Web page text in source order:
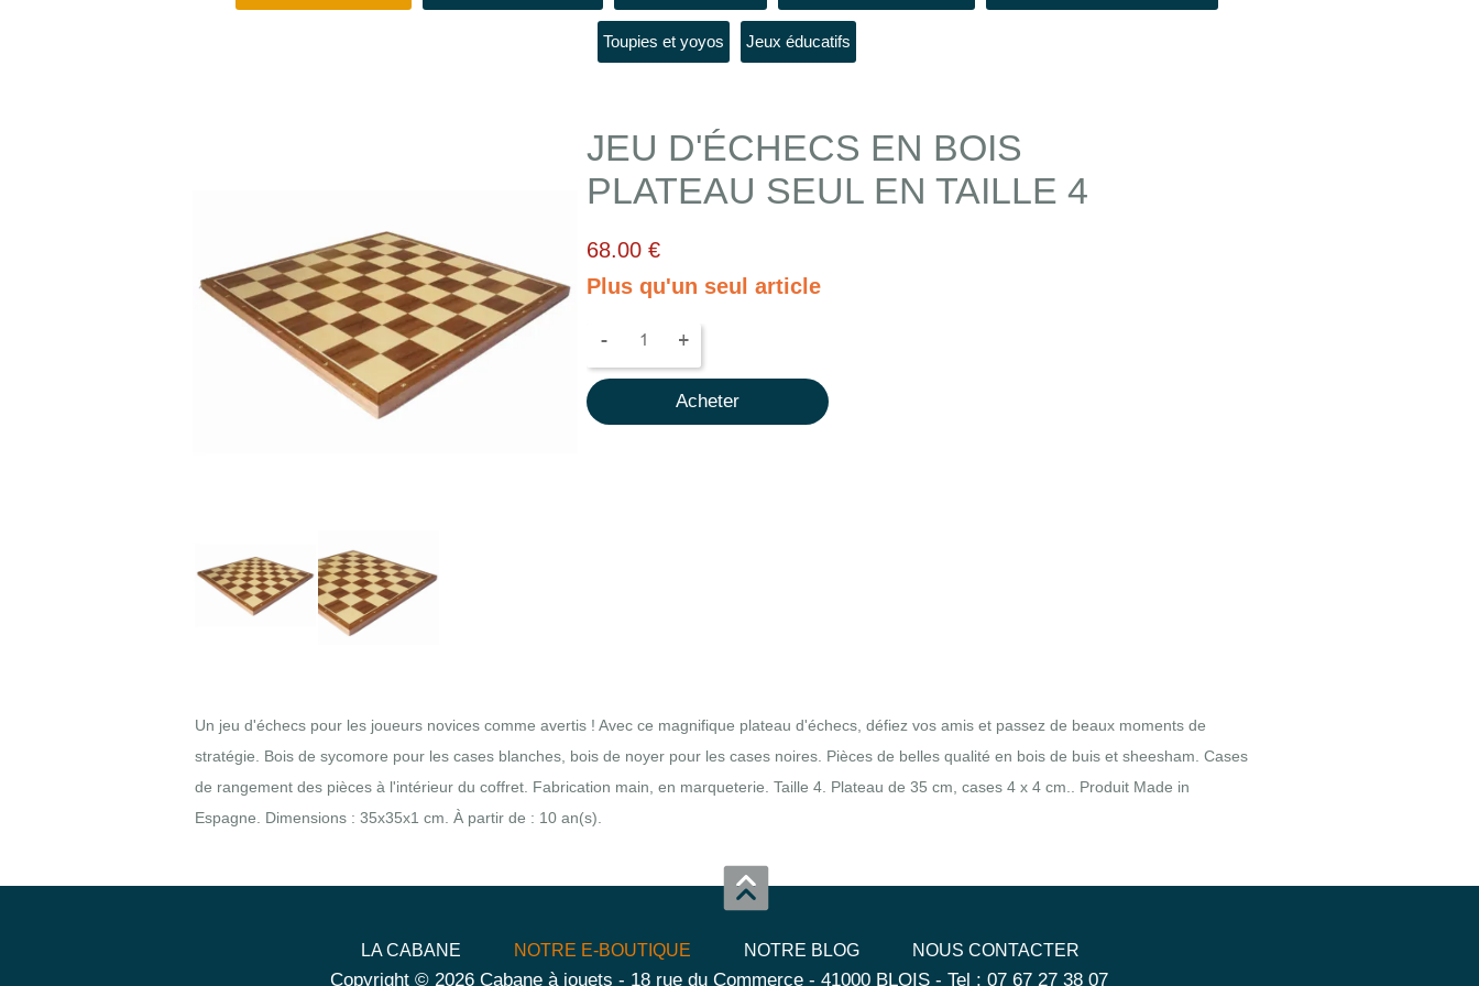
LA CABANE NOTRE E-BOUTIQUE NOTRE BLOG NOUS CONTACTER
Copyright © 2026 Cabane à jouets - 18 rue du Commerce - 41000 BLOIS - Tel : 07 67 27 38 07
Toupies et yoyos Jeux éducatifs
JEU D'ÉCHECS EN BOIS
PLATEAU SEUL EN TAILLE 4
68.00 €
Plus qu'un seul article
- +
Acheter
Un jeu d'échecs pour les joueurs novices comme avertis ! Avec ce magnifique plateau d'échecs, défiez vos amis et passez de beaux moments de
stratégie. Bois de sycomore pour les cases blanches, bois de noyer pour les cases noires. Pièces de belles qualité en bois de buis et sheesham. Cases
de rangement des pièces à l'intérieur du coffret. Fabrication main, en marqueterie. Taille 4. Plateau de 35 cm, cases 4 x 4 cm.. Produit Made in
Espagne. Dimensions : 35x35x1 cm. À partir de : 10 an(s).